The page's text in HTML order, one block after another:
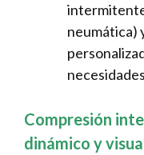
neumática)
Compresión
dinámico y